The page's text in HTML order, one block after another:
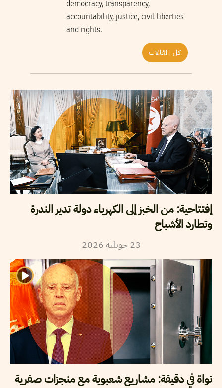
democracy, transparency,
accountability, justice, civil liberties
and rights.
كل المقالات
إفتتاحية: من الخبز إلى الكهرباء دولة تدير الندرة
وتطارد الأشباح
23 جويلية2026
نواة في دقيقة: مشاريع شعبوية مع منجزات صفرية